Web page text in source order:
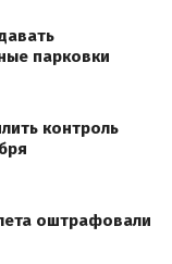
парковки
контроль
оштрафовали